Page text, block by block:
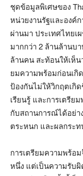
ชุดข้อมูลพิเศษของ
หน่วยงานรัฐและองค์
ผ่านมา ประเทศไทย
มากกว่า 2 ล้านล้านบ
ล้านคน สะท้อนให้เห็น
ยมความพร้อมก่อนเกิ
ป้องกันไม่ให้วิกฤตเกิ
เรียนรู้ และการเตรีย
กับสถานการณ์ได้อย่า
ตระหนก และผลกระ
การเตรียมความพร้อ
หนึ่ง แต่เป็นความรับ